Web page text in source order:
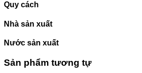
Quy cách
Nhà sản xuất
Nước sản xuất
Sản phẩm tương tự